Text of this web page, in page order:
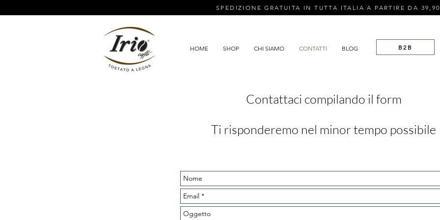
SPEDIZIONE GRATUITA IN TUTTA ITALIA A PARTIRE DA
HOME SHOP CHI SIAMO CONTATTI BLOG B2B
Contattaci compilando il form
Ti risponderemo nel minor tempo possibile